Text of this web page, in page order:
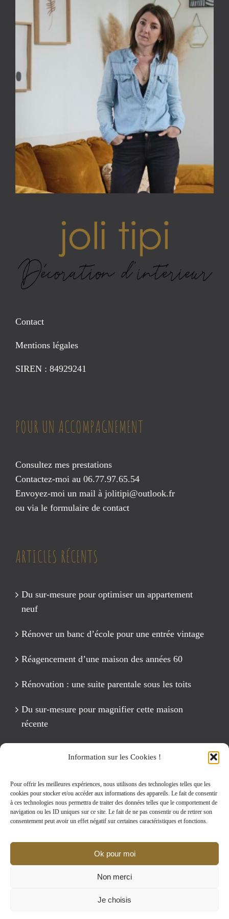
Information sur les Cookies !
Pour offrir les meilleures expériences, nous utilisons des technologies telles que les
cookies pour stocker et/ou accéder aux informations des appareils. Le fait de consentir
à ces technologies nous permettra de traiter des données telles que le comportement de
navigation ou les ID uniques sur ce site. Le fait de ne pas consentir ou de retirer son
consentement peut avoir un effet négatif sur certaines caractéristiques et fonctions.
Ok pour moi
Non merci
Je choisis
Contact
Mentions légales
SIREN : 84929241
POUR UN ACCOMPAGNEMENT
Consultez mes prestations
Contactez-moi au 06.77.97.65.54
Envoyez-moi un mail à jolitipi@outlook.fr
ou via le formulaire de contact
ARTICLES RÉCENTS
Du sur-mesure pour optimiser un appartement
neuf
Rénover un banc d’école pour une entrée vintage
Réagencement d’une maison des années 60
Rénovation : une suite parentale sous les toits
Du sur-mesure pour magnifier cette maison
récente
Rechercher: